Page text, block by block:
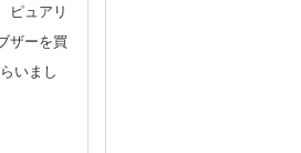
ピュアリ
ザーを買
いまし